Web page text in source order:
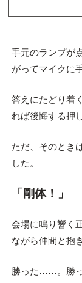
手元のランプが
がってマイクに
答えにたどり着
れば後悔する押
ただ、そのとき
した。
「剛体！」
会場に鳴り響く
ながら仲間と抱
勝った……。勝っ